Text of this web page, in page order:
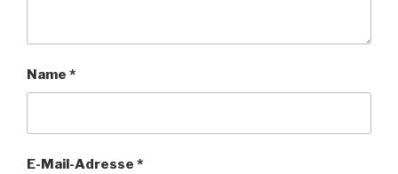
Name *
E-Mail-Adresse *